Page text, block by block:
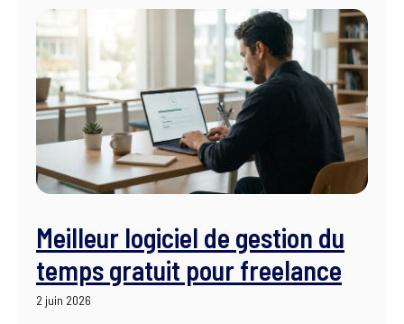
Meilleur logiciel de gestion du
temps gratuit pour freelance
2 juin 2026